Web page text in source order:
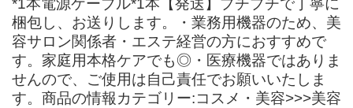
*1本電源ケーブル*1本【発送】プチプチで丁寧に
梱包し、お送りします。・業務用機器のため、美
容サロン関係者・エステ経営の方におすすめで
す。家庭用本格ケアでも◎・医療機器ではありま
せんので、ご使用は自己責任でお願いいたしま
す。商品の情報カテゴリー:コスメ・美容>>>美容